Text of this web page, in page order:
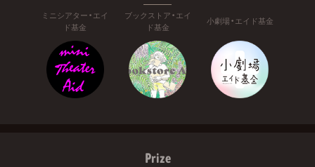
ミニシアター・エイ
ド基金
ブックストア・エイ
ド基金
小劇場・エイド基金
Prize